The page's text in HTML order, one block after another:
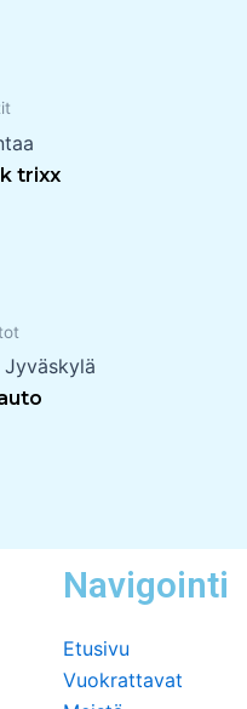
trixx
Navigointi
Etusivu
Vuokrattavat